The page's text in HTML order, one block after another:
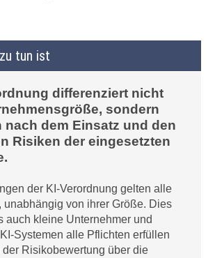
tun ist
differenziert nicht
sondern
nach dem Einsatz und den
Risiken der eingesetzten
der KI-Verordnung gelten alle
unabhängig von ihrer Größe. Dies
auch kleine Unternehmer und
Systemen alle Pflichten erfüllen
der Risikobewertung über die